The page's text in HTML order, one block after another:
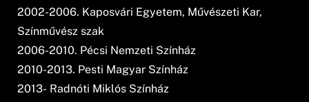
2002-2006. Kaposvári Egyetem, Művészeti Kar,
Színművész szak
2006-2010. Pécsi Nemzeti Színház
2010-2013. Pesti Magyar Színház
2013- Radnóti Miklós Színház